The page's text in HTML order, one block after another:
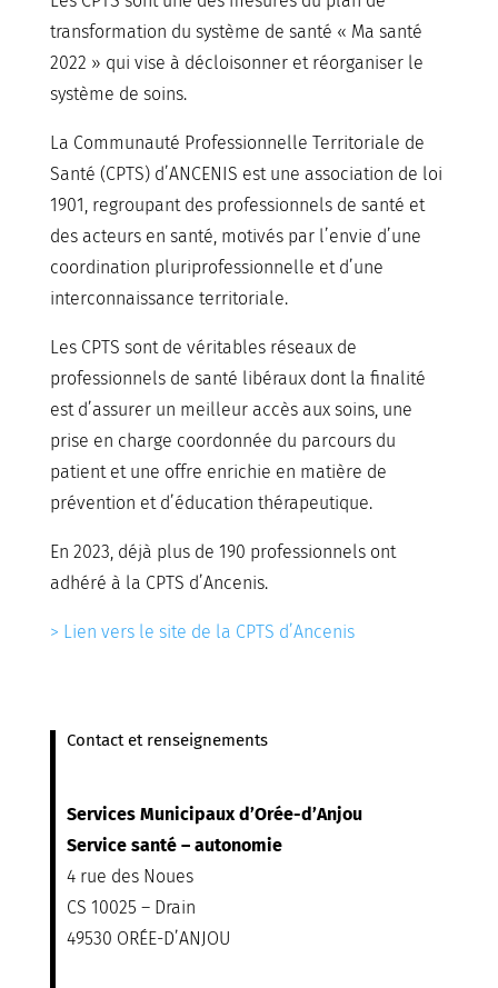
transformation du système de santé « Ma santé
2022 » qui vise à décloisonner et réorganiser le
système de soins.
La Communauté Professionnelle Territoriale de
Santé (CPTS) d’ANCENIS est une association de loi
1901, regroupant des professionnels de santé et
des acteurs en santé, motivés par l’envie d’une
coordination pluriprofessionnelle et d’une
interconnaissance territoriale.
Les CPTS sont de véritables réseaux de
professionnels de santé libéraux dont la finalité
est d’assurer un meilleur accès aux soins, une
prise en charge coordonnée du parcours du
patient et une offre enrichie en matière de
prévention et d’éducation thérapeutique.
En 2023, déjà plus de 190 professionnels ont
adhéré à la CPTS d’Ancenis.
> Lien vers le site de la CPTS d’Ancenis
Contact et renseignements
Services Municipaux d’Orée-d’Anjou
Service santé – autonomie
4 rue des Noues
CS 10025 – Drain
49530 ORÉE-D’ANJOU